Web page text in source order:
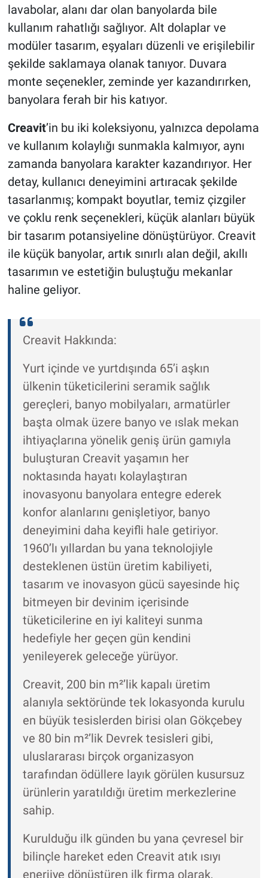
lavabolar, alanı dar olan banyolarda bile
kullanım rahatlığı sağlıyor. Alt dolaplar ve
modüler tasarım, eşyaları düzenli ve erişilebilir
şekilde saklamaya olanak tanıyor. Duvara
monte seçenekler, zeminde yer kazandırırken,
banyolara ferah bir his katıyor.
Creavit’in bu iki koleksiyonu, yalnızca depolama
ve kullanım kolaylığı sunmakla kalmıyor, aynı
zamanda banyolara karakter kazandırıyor. Her
detay, kullanıcı deneyimini artıracak şekilde
tasarlanmış; kompakt boyutlar, temiz çizgiler
ve çoklu renk seçenekleri, küçük alanları büyük
bir tasarım potansiyeline dönüştürüyor. Creavit
ile küçük banyolar, artık sınırlı alan değil, akıllı
tasarımın ve estetiğin buluştuğu mekanlar
haline geliyor.
Creavit Hakkında:
Yurt içinde ve yurtdışında 65’i aşkın
ülkenin tüketicilerini seramik sağlık
gereçleri, banyo mobilyaları, armatürler
başta olmak üzere banyo ve ıslak mekan
ihtiyaçlarına yönelik geniş ürün gamıyla
buluşturan Creavit yaşamın her
noktasında hayatı kolaylaştıran
inovasyonu banyolara entegre ederek
konfor alanlarını genişletiyor, banyo
deneyimini daha keyifli hale getiriyor.
1960’lı yıllardan bu yana teknolojiyle
desteklenen üstün üretim kabiliyeti,
tasarım ve inovasyon gücü sayesinde hiç
bitmeyen bir devinim içerisinde
tüketicilerine en iyi kaliteyi sunma
hedefiyle her geçen gün kendini
yenileyerek geleceğe yürüyor.
Creavit, 200 bin m²’lik kapalı üretim
alanıyla sektöründe tek lokasyonda kurulu
en büyük tesislerden birisi olan Gökçebey
ve 80 bin m²’lik Devrek tesisleri gibi,
uluslararası birçok organizasyon
tarafından ödüllere layık görülen kusursuz
ürünlerin yaratıldığı üretim merkezlerine
sahip.
Kurulduğu ilk günden bu yana çevresel bir
bilinçle hareket eden Creavit atık ısıyı
enerjiye dönüştüren ilk firma olarak,